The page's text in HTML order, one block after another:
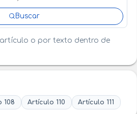
Buscar
o por texto dentro de
108 Artículo 110 Artículo 111